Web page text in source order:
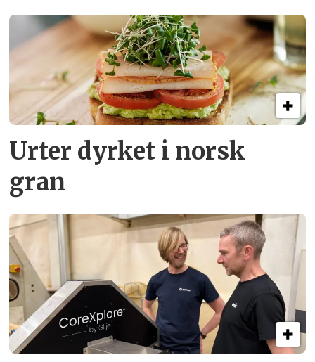
Urter dyrket i norsk
gran